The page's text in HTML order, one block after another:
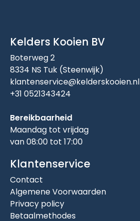
Kelders Kooien BV
Boterweg 2
8334 NS Tuk (Steenwijk)
klantenservice@kelderskooien.nl
+31 0521343424
Bereikbaarheid
Maandag tot vrijdag
van 08:00 tot 17:00
Klantenservice
Contact
Algemene Voorwaarden
Privacy policy
Betaalmethodes